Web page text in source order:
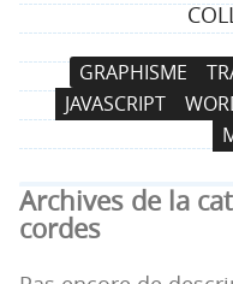
N
a
v
i
g
a
t
i
A
l
l
e
r
a
u
c
GRAPHISME
JAVASCRIPT
Archives de la
cordes